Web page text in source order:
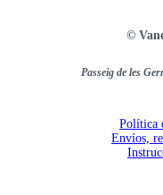
©
Passeig de les
Política
Envíos,